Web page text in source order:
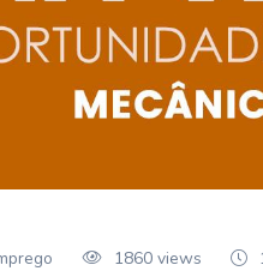
1860 views